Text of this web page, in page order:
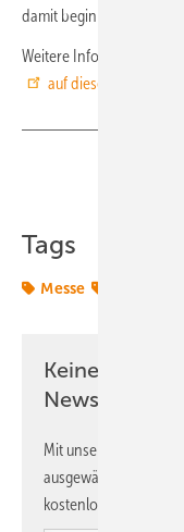
damit beginnen können,
Weitere Informationen
auf dieser Website.
Tags
Messe
Keine Zeit?
Newsletter!
Mit unserem
ausgewählte
kostenlos direkt ins